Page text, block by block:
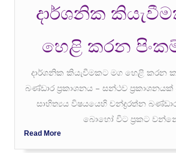
දාර්ශනික
හෙළි කරන
දාර්ශනික කියැවීමකට මග හෙළි කරන
බණ්ඩාර ප්‍රකාශනය – සන්ථව
සාහිත්‍යය විෂයයෙහි චන්ද්‍රරත්න
බොහෝ විට ප්‍රකට
Read More